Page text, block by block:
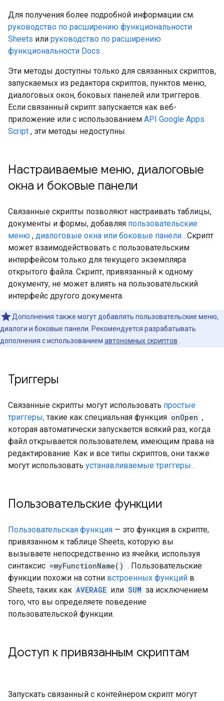
Для получения более подробной информации см.
руководство по расширению функциональности
Sheets или руководство по расширению
функциональности Docs .
Эти методы доступны только для связанных скриптов,
запускаемых из редактора скриптов, пунктов меню,
диалоговых окон, боковых панелей или триггеров.
Если связанный скрипт запускается как веб-
приложение или с использованием API Google Apps
Script , эти методы недоступны.
Настраиваемые меню, диалоговые
окна и боковые панели
Связанные скрипты позволяют настраивать таблицы,
документы и формы, добавляя пользовательские
меню , диалоговые окна или боковые панели . Скрипт
может взаимодействовать с пользовательским
интерфейсом только для текущего экземпляра
открытого файла. Скрипт, привязанный к одному
документу, не может влиять на пользовательский
интерфейс другого документа.
Дополнения также могут добавлять пользовательские меню,
диалоги и боковые панели. Рекомендуется разрабатывать
дополнения с использованием автономных скриптов
Триггеры
Связанные скрипты могут использовать простые
триггеры, такие как специальная функция onOpen ,
которая автоматически запускается всякий раз, когда
файл открывается пользователем, имеющим права на
редактирование. Как и все типы скриптов, они также
могут использовать устанавливаемые триггеры .
Пользовательские функции
Пользовательская функция — это функция в скрипте,
привязанном к таблице Sheets, которую вы
вызываете непосредственно из ячейки, используя
синтаксис =myFunctionName() . Пользовательские
функции похожи на сотни встроенных функций в
Sheets, таких как AVERAGE или SUM за исключением
того, что вы определяете поведение
пользовательской функции.
Доступ к привязанным скриптам
Запускать связанный с контейнером скрипт могут